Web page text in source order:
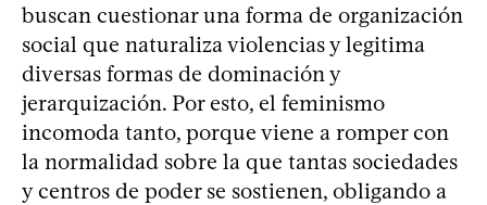
buscan cuestionar una forma de organización
social que naturaliza violencias y legitima
diversas formas de dominación y
jerarquización. Por esto, el feminismo
incomoda tanto, porque viene a romper con
la normalidad sobre la que tantas sociedades
y centros de poder se sostienen, obligando a